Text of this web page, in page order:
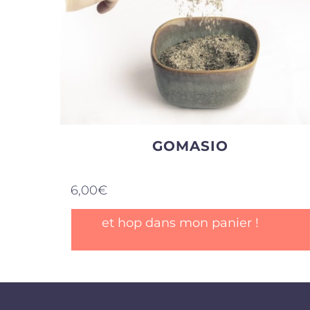
GOMASIO
6,00€
et hop dans mon panier !